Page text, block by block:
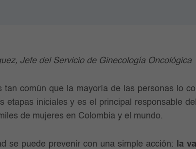
Jefe del Servicio de Ginecología Oncológica
tan común que la mayoría de las personas lo
etapas iniciales y es el principal responsable del
de mujeres en Colombia y el mundo.
se puede prevenir con una simple acción: la